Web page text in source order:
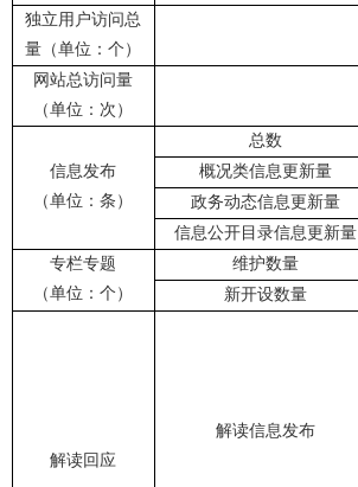
独立用户访问总
量（单位：个）
网站总访问量
（单位：次）
信息发布
（单位：条）
总数
概况类信息更新量
政务动态信息更新量
信息公开目录信息更新量
专栏专题
（单位：个）
维护数量
新开设数量
解读回应
解读信息发布